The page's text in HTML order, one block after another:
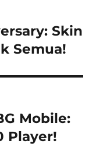
Skin
Semua!
Mobile:
Player!